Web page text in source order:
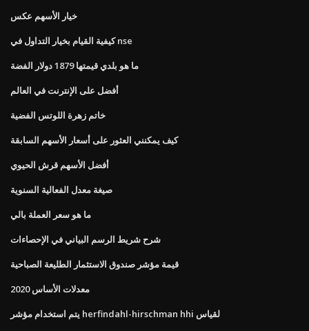
خيار الأسهم عكس
كيفية القيام بخيار التداول في nse
ما هو بلدي قيمتها 1879 دولار الفضة
أفضل على الإنترنت في العالم
خاتم زهرة اللوتس الفضية
كيف يمكنني العثور على أسعار الأسهم السابقة
أفضل الأسهم قرش الحيوي
صيغة معدل الفعالية السنوية
ما هو سعر العملة بالي
شرح شريط الرسم البياني في الإحصاءات
قيمة مؤشر صندوق الاستثمار الطليعة الصباحية
معدلات الأساس 2020
يتم استخدام مؤشر herfindahl-hirschman hhi لقياس